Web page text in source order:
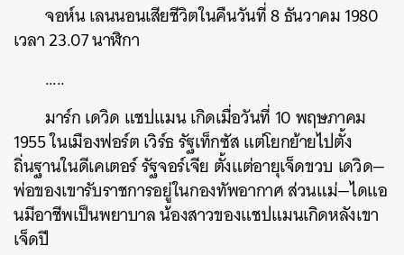
จอห์นเลนนอนเสียชีวิตในคืนวันที่8ธันวาคม1980
เวลา23.07นาฬิกา
…..
มาร์กเดวิด แชปแมนเกิดเมื่อวันที่10พฤษภาคม
1955ในเมืองฟอร์ตเวิร์ธรัฐเท็กซัสแต่โยกย้ายไปตั้ง
ถิ่นฐานในดีเคเตอร์รัฐจอร์เจีย ตั้งแต่อายุเจ็ดขวบ เดวิด—
พ่อของเขารับราชการอยู่ในกองทัพอากาศส่วนแม่—ไดแอ
นมีอาชีพเป็นพยาบาลน้องสาวของแชปแมนเกิดหลังเขา
เจ็ดปี